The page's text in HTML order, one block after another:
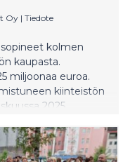
Oy | Tiedote
kolmen
kaupasta.
miljoonaa euroa.
kiinteistön
2025.
2026.